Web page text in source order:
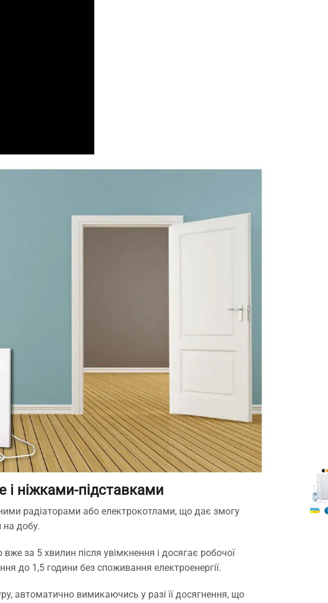
і ніжками-підставками
радіаторами або електрокотлами, що дає змогу
на добу.
за 5 хвилин після увімкнення і досягає робочої
до 1,5 години без споживання електроенергії.
автоматично вимикаючись у разі її досягнення, що